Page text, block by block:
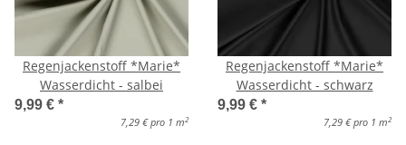
Regenjackenstoff *Marie*
Wasserdicht - salbei
9,99 € *
7,29 € pro 1 m 2
Regenjackenstoff *Marie*
Wasserdicht - schwarz
9,99 € *
7,29 € pro 1 m 2